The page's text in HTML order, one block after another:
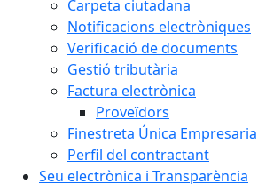
Carpeta ciutadana
Notificacions electròniques
Verificació de documents
Gestió tributària
Factura electrònica
Proveïdors
Finestreta Única
Perfil del contractant
Seu electrònica i Transparència